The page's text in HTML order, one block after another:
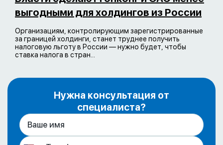
выгодными для холдингов из России
Организациям, контролирующим зарегистрированные
за границей холдинги, станет труднее получить
налоговую льготу в России — нужно будет, чтобы
ставка налога в стран...
Нужна консультация от
специалиста?